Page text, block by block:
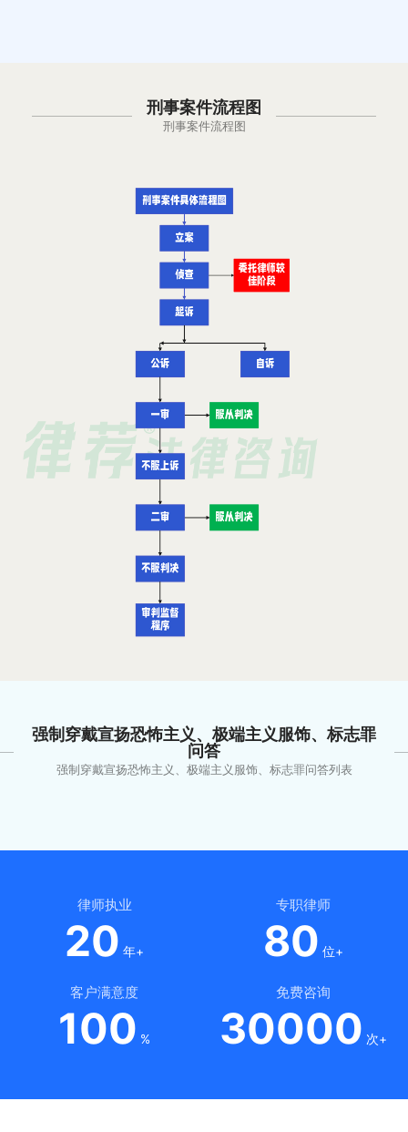
刑事案件流程图
刑事案件流程图
强制穿戴宣扬恐怖主义、极端主义服饰、标志罪
问答
强制穿戴宣扬恐怖主义、极端主义服饰、标志罪问答列表
律师执业
20 年+
专职律师
80 位+
客户满意度
100 %
免费咨询
30000 次+